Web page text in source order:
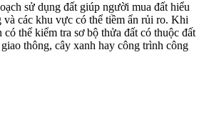
sử dụng đất giúp người mua đất hiểu
các khu vực có thể tiềm ẩn rủi ro. Khi
có thể kiểm tra sơ bộ thửa đất có thuộc đất
thông, cây xanh hay công trình công